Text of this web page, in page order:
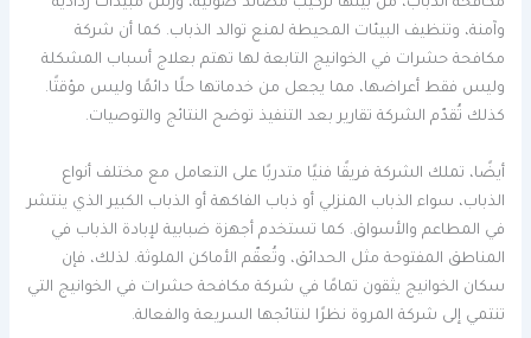
مكافحة الذباب، من بينها تركيب مصائد ضوئية، ورش مبيدات رذاذية
وآمنة، وتنظيف البيئات المحيطة لمنع توالد الذباب. كما أن شركة
مكافحة حشرات في الخوانيج التابعة لها تهتم بعلاج أسباب المشكلة
وليس فقط أعراضها، مما يجعل من خدماتها حلًا دائمًا وليس مؤقتًا.
كذلك تُقدّم الشركة تقارير بعد التنفيذ توضح النتائج والتوصيات.
أيضًا، تملك الشركة فريقًا فنيًا متدربًا على التعامل مع مختلف أنواع
الذباب، سواء الذباب المنزلي أو ذباب الفاكهة أو الذباب الكبير الذي ينتشر
في المطاعم والأسواق. كما تستخدم أجهزة ضبابية لإبادة الذباب في
المناطق المفتوحة مثل الحدائق، وتُعقّم الأماكن الملوثة. لذلك، فإن
سكان الخوانيج يثقون تمامًا في شركة مكافحة حشرات في الخوانيج التي
تنتمي إلى شركة المروة نظرًا لنتائجها السريعة والفعالة.